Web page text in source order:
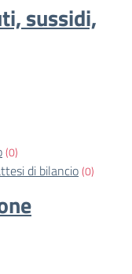
sussidi,
(0)
di bilancio(0)